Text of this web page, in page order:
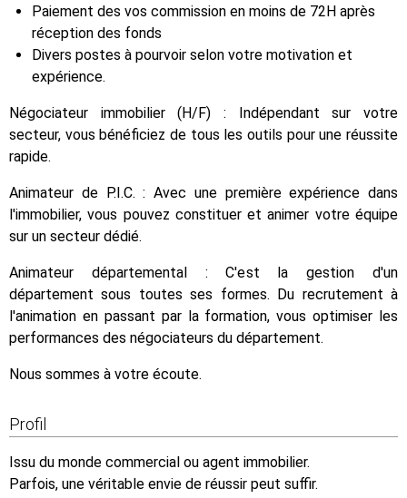
Paiement des vos commission en moins de 72H après
réception des fonds
Divers postes à pourvoir selon votre motivation et
expérience.
Négociateur immobilier (H/F) : Indépendant sur votre
secteur, vous bénéficiez de tous les outils pour une réussite
rapide.
Animateur de P.I.C. : Avec une première expérience dans
l'immobilier, vous pouvez constituer et animer votre équipe
sur un secteur dédié.
Animateur départemental : C'est la gestion d'un
département sous toutes ses formes. Du recrutement à
l'animation en passant par la formation, vous optimiser les
performances des négociateurs du département.
Nous sommes à votre écoute.
Profil
Issu du monde commercial ou agent immobilier.
Parfois, une véritable envie de réussir peut suffir.